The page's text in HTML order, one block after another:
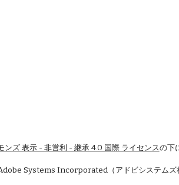
ンズ 表示 - 非営利 - 継承 4.0 国際 ライセンスの下
Systems Incorporated（アドビシステムズ